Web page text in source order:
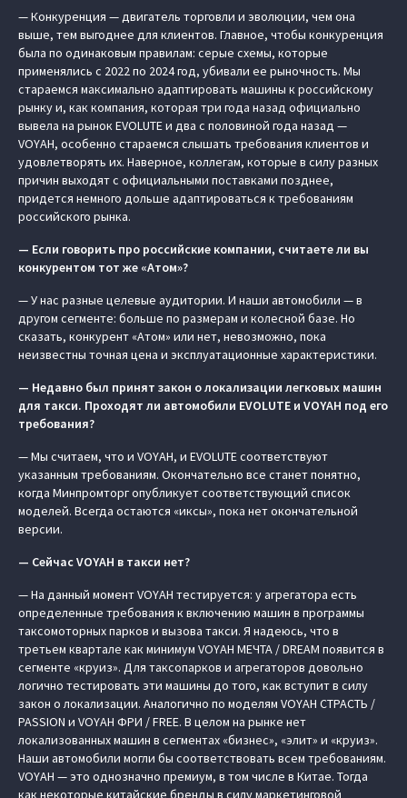
— Конкуренция — двигатель торговли и эволюции, чем она
выше, тем выгоднее для клиентов. Главное, чтобы конкуренция
была по одинаковым правилам: серые схемы, которые
применялись с 2022 по 2024 год, убивали ее рыночность. Мы
стараемся максимально адаптировать машины к российскому
рынку и, как компания, которая три года назад официально
вывела на рынок EVOLUTE и два с половиной года назад —
VOYAH, особенно стараемся слышать требования клиентов и
удовлетворять их. Наверное, коллегам, которые в силу разных
причин выходят c официальными поставками позднее,
придется немного дольше адаптироваться к требованиям
российского рынка.
— Если говорить про российские компании, считаете ли вы
конкурентом тот же «Атом»?
— У нас разные целевые аудитории. И наши автомобили — в
другом сегменте: больше по размерам и колесной базе. Но
сказать, конкурент «Атом» или нет, невозможно, пока
неизвестны точная цена и эксплуатационные характеристики.
— Недавно был принят закон о локализации легковых машин
для такси. Проходят ли автомобили EVOLUTE и VOYAH под его
требования?
— Мы считаем, что и VOYAH, и EVOLUTE соответствуют
указанным требованиям. Окончательно все станет понятно,
когда Минпромторг опубликует соответствующий список
моделей. Всегда остаются «иксы», пока нет окончательной
версии.
— Сейчас VOYAH в такси нет?
— На данный момент VOYAH тестируется: у агрегатора есть
определенные требования к включению машин в программы
таксомоторных парков и вызова такси. Я надеюсь, что в
третьем квартале как минимум VOYAH МЕЧТА / DREAM появится в
сегменте «круиз». Для таксопарков и агрегаторов довольно
логично тестировать эти машины до того, как вступит в силу
закон о локализации. Аналогично по моделям VOYAH СТРАСТЬ /
PASSION и VOYAH ФРИ / FREE. В целом на рынке нет
локализованных машин в сегментах «бизнес», «элит» и «круиз».
Наши автомобили могли бы соответствовать всем требованиям.
VOYAH — это однозначно премиум, в том числе в Китае. Тогда
как некоторые китайские бренды в силу маркетинговой